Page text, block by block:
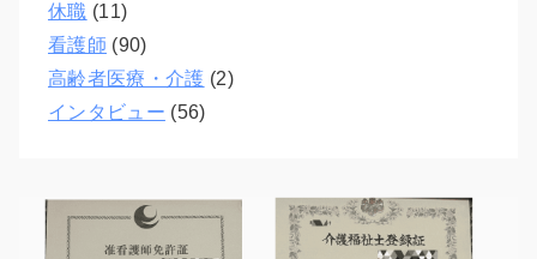
休職 (11)
看護師 (90)
高齢者医療・介護 (2)
インタビュー (56)